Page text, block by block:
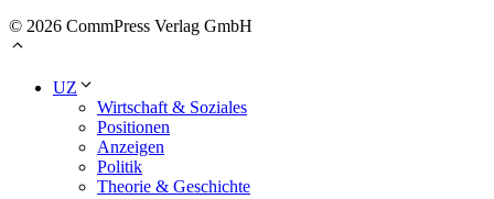
© 2026 CommPress Verlag GmbH
UZ
Wirtschaft & Soziales
Positionen
Anzeigen
Politik
Theorie & Geschichte